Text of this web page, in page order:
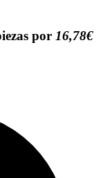
por 16,78€